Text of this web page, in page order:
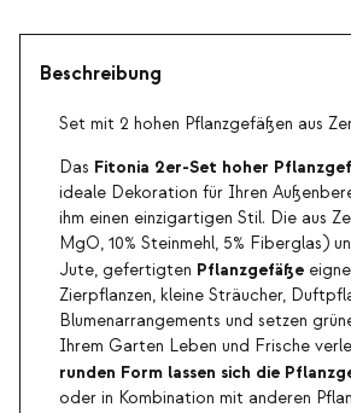
Beschreibung
Set mit 2 hohen Pflanzgefäßen aus
Das Fitonia 2er-Set hoher
ideale Dekoration für Ihren
ihm einen einzigartigen Stil. Die aus
MgO, 10% Steinmehl, 5% Fiberglas)
Jute, gefertigten Pflanzgefäße
Zierpflanzen, kleine Sträucher,
Blumenarrangements und setzen
Ihrem Garten Leben und Frische
runden Form lassen sich die
oder in Kombination mit anderen